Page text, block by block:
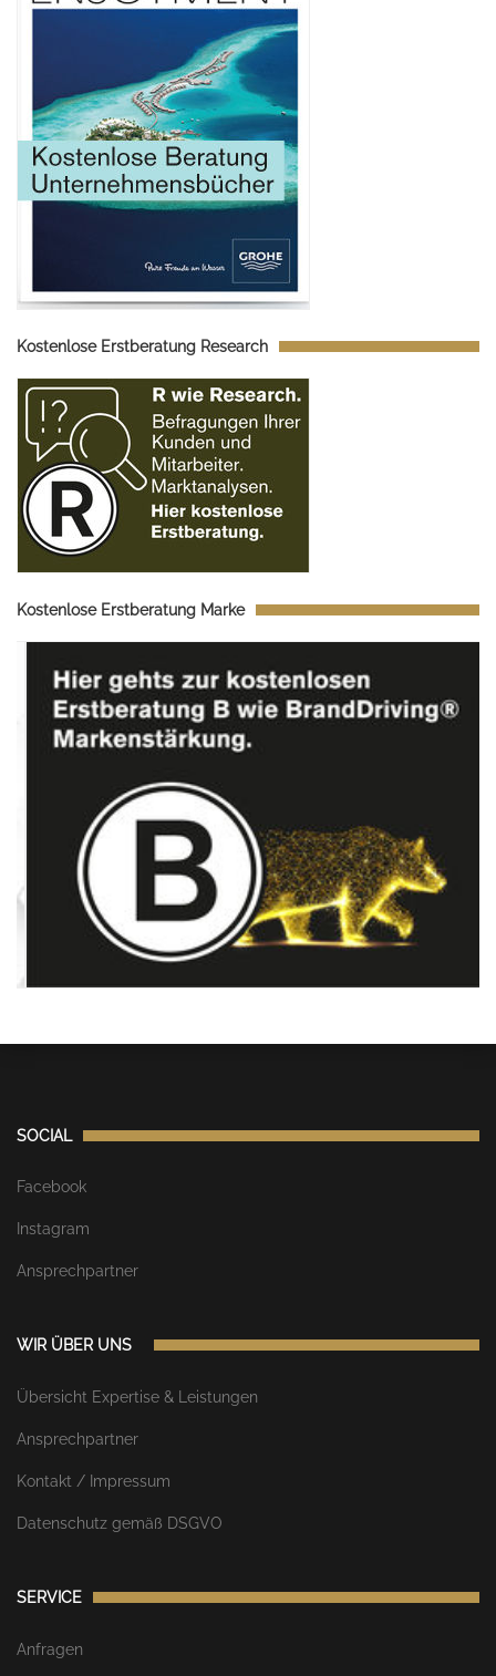
Kostenlose Erstberatung Research
Kostenlose Erstberatung Marke
SOCIAL
Facebook
Instagram
Ansprechpartner
WIR ÜBER UNS
Übersicht Expertise & Leistungen
Ansprechpartner
Kontakt / Impressum
Datenschutz gemäß DSGVO
SERVICE
Anfragen